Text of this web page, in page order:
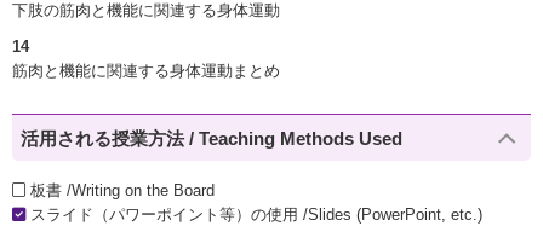
下肢の筋肉と機能に関連する身体運動
14
筋肉と機能に関連する身体運動まとめ
活用される授業方法 / Teaching Methods Used
板書 /Writing on the Board
スライド（パワーポイント等）の使用 /Slides (PowerPoint, etc.)